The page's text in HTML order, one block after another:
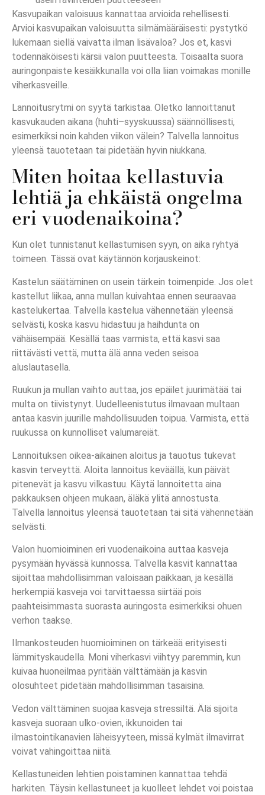
Kasvupaikan valoisuus kannattaa arvioida rehellisesti.
Arvioi kasvupaikan valoisuutta silmämääräisesti: pystytkö
lukemaan siellä vaivatta ilman lisävaloa? Jos et, kasvi
todennäköisesti kärsii valon puutteesta. Toisaalta suora
auringonpaiste kesäikkunalla voi olla liian voimakas monille
viherkasveille.
Lannoitusrytmi on syytä tarkistaa. Oletko lannoittanut
kasvukauden aikana (huhti–syyskuussa) säännöllisesti,
esimerkiksi noin kahden viikon välein? Talvella lannoitus
yleensä tauotetaan tai pidetään hyvin niukkana.
Miten hoitaa kellastuvia
lehtiä ja ehkäistä ongelma
eri vuodenaikoina?
Kun olet tunnistanut kellastumisen syyn, on aika ryhtyä
toimeen. Tässä ovat käytännön korjauskeinot:
Kastelun säätäminen on usein tärkein toimenpide. Jos olet
kastellut liikaa, anna mullan kuivahtaa ennen seuraavaa
kastelukertaa. Talvella kastelua vähennetään yleensä
selvästi, koska kasvu hidastuu ja haihdunta on
vähäisempää. Kesällä taas varmista, että kasvi saa
riittävästi vettä, mutta älä anna veden seisoa
aluslautasella.
Ruukun ja mullan vaihto auttaa, jos epäilet juurimätää tai
multa on tiivistynyt. Uudelleenistutus ilmavaan multaan
antaa kasvin juurille mahdollisuuden toipua. Varmista, että
ruukussa on kunnolliset valumareiät.
Lannoituksen oikea-aikainen aloitus ja tauotus tukevat
kasvin terveyttä. Aloita lannoitus keväällä, kun päivät
pitenevät ja kasvu vilkastuu. Käytä lannoitetta aina
pakkauksen ohjeen mukaan, äläkä ylitä annostusta.
Talvella lannoitus yleensä tauotetaan tai sitä vähennetään
selvästi.
Valon huomioiminen eri vuodenaikoina auttaa kasveja
pysymään hyvässä kunnossa. Talvella kasvit kannattaa
sijoittaa mahdollisimman valoisaan paikkaan, ja kesällä
herkempiä kasveja voi tarvittaessa siirtää pois
paahteisimmasta suorasta auringosta esimerkiksi ohuen
verhon taakse.
Ilmankosteuden huomioiminen on tärkeää erityisesti
lämmityskaudella. Moni viherkasvi viihtyy paremmin, kun
kuivaa huoneilmaa pyritään välttämään ja kasvin
olosuhteet pidetään mahdollisimman tasaisina.
Vedon välttäminen suojaa kasveja stressiltä. Älä sijoita
kasveja suoraan ulko-ovien, ikkunoiden tai
ilmastointikanavien läheisyyteen, missä kylmät ilmavirrat
voivat vahingoittaa niitä.
Kellastuneiden lehtien poistaminen kannattaa tehdä
harkiten. Täysin kellastuneet ja kuolleet lehdet voi poistaa